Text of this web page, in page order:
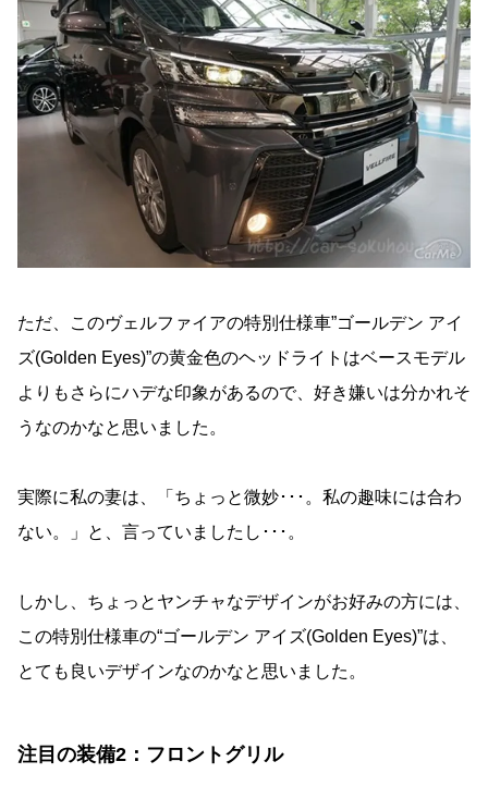
ただ、このヴェルファイアの特別仕様車”ゴールデン アイ
ズ(Golden Eyes)”の黄金色のヘッドライトはベースモデル
よりもさらにハデな印象があるので、好き嫌いは分かれそ
うなのかなと思いました。
実際に私の妻は、「ちょっと微妙･･･。私の趣味には合わ
ない。」と、言っていましたし･･･。
しかし、ちょっとヤンチャなデザインがお好みの方には、
この特別仕様車の“ゴールデン アイズ(Golden Eyes)”は、
とても良いデザインなのかなと思いました。
注目の装備2：フロントグリル